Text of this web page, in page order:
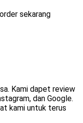
sekarang
Kami dapet review
dan Google.
kami untuk terus